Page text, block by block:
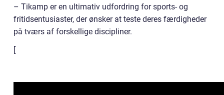
– Tikamp er en ultimativ udfordring for sports- og
fritidsentusiaster, der ønsker at teste deres færdigheder
på tværs af forskellige discipliner.
[